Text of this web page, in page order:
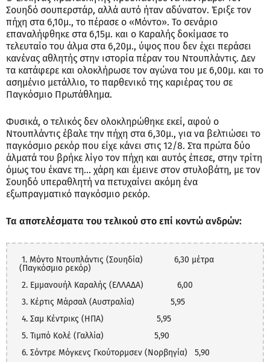
Σουηδό σουπερστάρ, αλλά αυτό ήταν αδύνατον. Έριξε τον
πήχη στα 6,10μ., το πέρασε ο «Μόντο». Το σενάριο
επαναλήφθηκε στα 6,15μ. και ο Καραλής δοκίμασε το
τελευταίο του άλμα στα 6,20μ., ύψος που δεν έχει περάσει
κανένας αθλητής στην ιστορία πέραν του Ντουπλάντις. Δεν
τα κατάφερε και ολοκλήρωσε τον αγώνα του με 6,00μ. και το
ασημένιο μετάλλιο, το παρθενικό της καριέρας του σε
Παγκόσμιο Πρωτάθλημα.
Φυσικά, ο τελικός δεν ολοκληρώθηκε εκεί, αφού ο
Ντουπλάντις έβαλε την πήχη στα 6,30μ., για να βελτιώσει το
παγκόσμιο ρεκόρ που είχε κάνει στις 12/8. Στα πρώτα δύο
άλματά του βρήκε λίγο τον πήχη και αυτός έπεσε, στην τρίτη
όμως του έκανε τη... χάρη και έμεινε στον στυλοβάτη, με τον
Σουηδό υπεραθλητή να πετυχαίνει ακόμη ένα
εξωπραγματικό παγκόσμιο ρεκόρ.
Τα αποτελέσματα του τελικού στο επί κοντώ ανδρών:
1. Μόντο Ντουπλάντις (Σουηδία)             6,30 μέτρα
(Παγκόσμιο ρεκόρ)
2. Εμμανουήλ Καραλής (ΕΛΛΑΔΑ)              6,00
3. Κέρτις Μάρσαλ (Αυστραλία)               5,95
4. Σαμ Κέντρικς (ΗΠΑ)                      5,95
5. Τιμπό Κολέ (Γαλλία)                     5,90
6. Σόντρε Μόγκενς Γκούτορμσεν (Νορβηγία)   5,90